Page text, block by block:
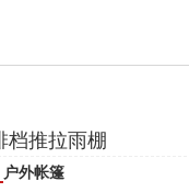
档推拉雨棚
户外帐篷